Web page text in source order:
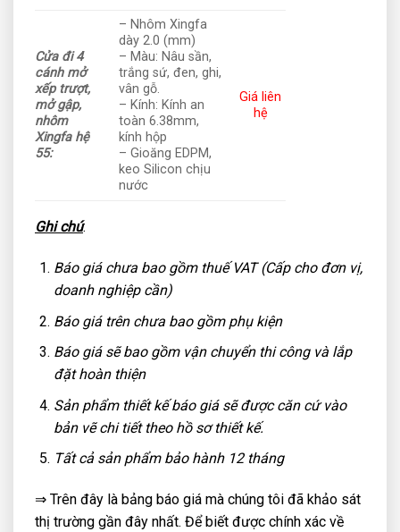
Cửa đi 4
cánh mở
xếp trượt,
mở gập,
nhôm
Xingfa hệ
55:
– Nhôm Xingfa
dày 2.0 (mm)
– Màu: Nâu sần,
trắng sứ, đen, ghi,
vân gỗ.
– Kính: Kính an
toàn 6.38mm,
kính hộp
– Gioăng EDPM,
keo Silicon chịu
nước
Giá liên
hệ
Ghi chú:
Báo giá chưa bao gồm thuế VAT (Cấp cho đơn vị,
doanh nghiệp cần)
Báo giá trên chưa bao gồm phụ kiện
Báo giá sẽ bao gồm vận chuyển thi công và lắp
đặt hoàn thiện
Sản phẩm thiết kế báo giá sẽ được căn cứ vào
bản vẽ chi tiết theo hồ sơ thiết kế.
Tất cả sản phẩm bảo hành 12 tháng
⇒ Trên đây là bảng báo giá mà chúng tôi đã khảo sát
thị trường gần đây nhất. Để biết được chính xác về